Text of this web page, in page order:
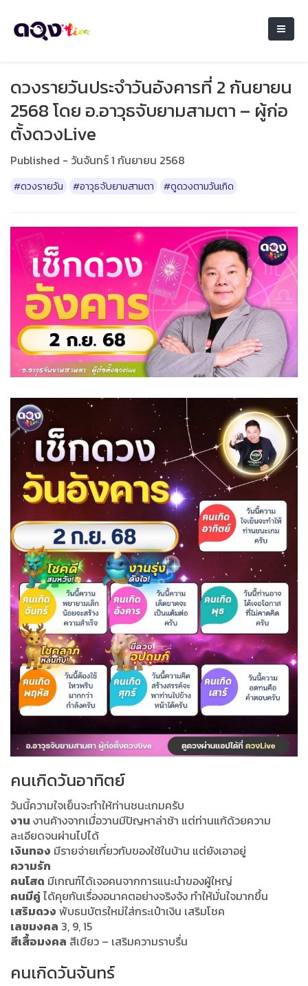
ดวงรายวันประจำวันอังคารที่ 2 กันยายน
2568 โดย อ.อาวุธจับยามสามตา – ผู้ก่อ
ตั้งดวงLive
Published - วันจันทร์ 1 กันยายน 2568
#ดวงรายวัน #อาวุธจับยามสามตา #ดูดวงตามวันเกิด
คนเกิดวันอาทิตย์
วันนี้ความใจเย็นจะทำให้ท่านชนะเกมครับ
งาน งานค้างจากเมื่อวานมีปัญหาล่าช้า แต่ท่านแก้ด้วยความ
ละเอียดจนผ่านไปได้
เงินทอง มีรายจ่ายเกี่ยวกับของใช้ในบ้าน แต่ยังเอาอยู่
ความรัก
คนโสด มีเกณฑ์ได้เจอคนจากการแนะนำของผู้ใหญ่
คนมีคู่ ได้คุยกันเรื่องอนาคตอย่างจริงจัง ทำให้มั่นใจมากขึ้น
เสริมดวง พับธนบัตรใหม่ใส่กระเป๋าเงิน เสริมโชค
เลขมงคล 3, 9, 15
สีเสื้อมงคล สีเขียว – เสริมความราบรื่น
คนเกิดวันจันทร์